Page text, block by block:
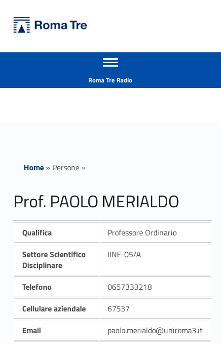
Prof. PAOLO MERIALDO insegnamenti - Università Roma Tre
Apri il menu secondario
Roma Tre Radio
Home» Persone»
Prof. PAOLO MERIALDO
Qualifica
Professore Ordinario
Settore Scientifico
Disciplinare
IINF-05/A
Telefono
0657333218
Cellulare aziendale
67537
Email
paolo.merialdo@uniroma3.it